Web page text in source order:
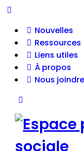
Nouvelles
Ressources
Liens utiles
À propos
Nous joindre